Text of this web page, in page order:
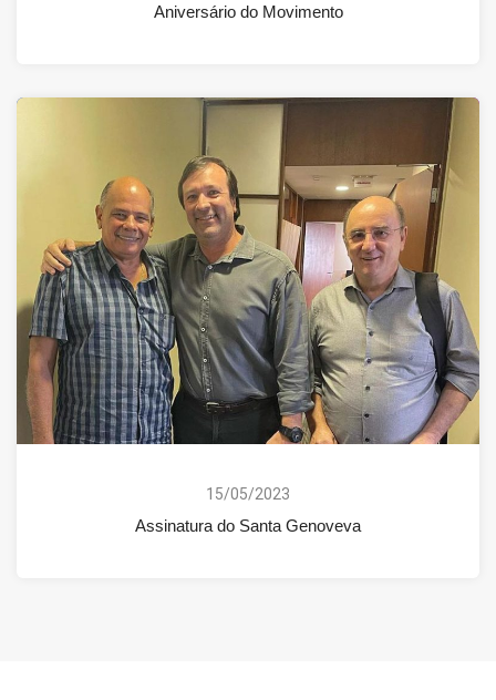
Aniversário do Movimento
15/05/2023
Assinatura do Santa Genoveva